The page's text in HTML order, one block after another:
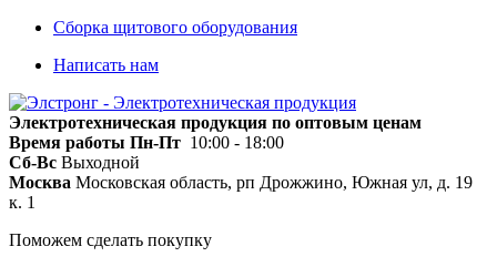
Сборка щитового оборудования
Написать нам
Электротехническая продукция по оптовым ценам
Время работы Пн-Пт 10:00 - 18:00
Сб-Вс Выходной
Москва Московская область, рп Дрожжино, Южная ул, д. 19
к. 1
Поможем сделать покупку